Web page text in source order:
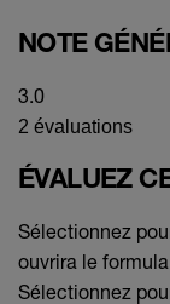
NOTE
3.0
2 évaluations
ÉVALUEZ
Sélectionnez
ouvrira le
Sélectionnez